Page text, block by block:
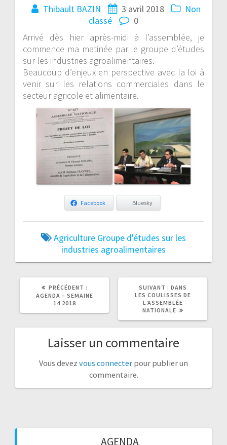
Thibault BAZIN 3 avril 2018
Non
classé
0
Arrivé dès hier après-midi à l’assemblée, je
commence ma matinée par le groupe d’études
sur les industries agroalimentaires.
Beaucoup d’enjeux en perspective avec la loi à
venir sur les relations commerciales dans le
secteur agricole et alimentaire.
Facebook Bluesky
Agriculture Groupe d'études sur les
industries agroalimentaires
PRÉCÉDENT :
ARTICLE
PRÉCÉDENT
AGENDA – SEMAINE
14 2018
SUIVANT :
ARTICLE
DANS
LES COULISSES DE
L’ASSEMBLÉE
NATIONALE
Laisser un commentaire
Vous devez vous connecter pour publier un
commentaire.
AGENDA